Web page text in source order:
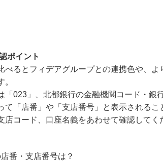
ポイント
べるとフィデアグループとの連携色や、よ
「023」、北都銀行の金融機関コード・銀
て「店番」や「支店番号」と表示される
コード、口座名義をあわせて確認してく
番・支店番号は？